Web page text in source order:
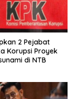
2 Pejabat
Korupsi Proyek
di NTB